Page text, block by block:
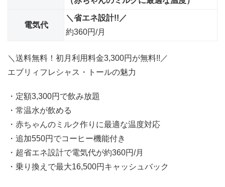
電気代
＼省エネ設計!!／
約360円/月
＼送料無料！初月利用料金3,300円が無料!!／
エブリィフレシャス・トールの魅力
・定額3,300円で飲み放題
・常温水が飲める
・赤ちゃんのミルク作りに最適な温度対応
・追加550円でコーヒー機能付き
・超省エネ設計で電気代が約360円/月
・乗り換えで最大16,500円キャッシュバック